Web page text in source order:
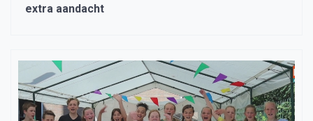
extra aandacht